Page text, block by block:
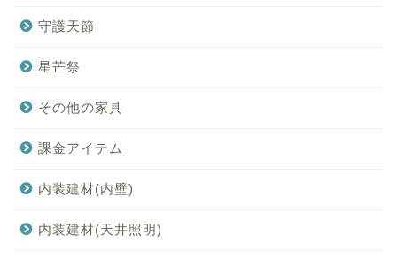
守護天節
星芒祭
その他の家具
課金アイテム
内装建材(内壁)
内装建材(天井照明)